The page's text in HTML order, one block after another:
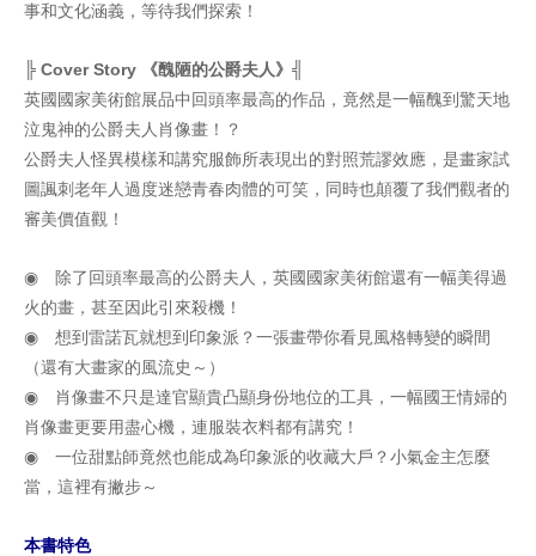
事和文化涵義，等待我們探索！
╠ Cover Story 《醜陋的公爵夫人》╣
英國國家美術館展品中回頭率最高的作品，竟然是一幅醜到驚天地
泣鬼神的公爵夫人肖像畫！？
公爵夫人怪異模樣和講究服飾所表現出的對照荒謬效應，是畫家試
圖諷刺老年人過度迷戀青春肉體的可笑，同時也顛覆了我們觀者的
審美價值觀！
◉ 除了回頭率最高的公爵夫人，英國國家美術館還有一幅美得過
火的畫，甚至因此引來殺機！
◉ 想到雷諾瓦就想到印象派？一張畫帶你看見風格轉變的瞬間
（還有大畫家的風流史～）
◉ 肖像畫不只是達官顯貴凸顯身份地位的工具，一幅國王情婦的
肖像畫更要用盡心機，連服裝衣料都有講究！
◉ 一位甜點師竟然也能成為印象派的收藏大戶？小氣金主怎麼
當，這裡有撇步～
本書特色